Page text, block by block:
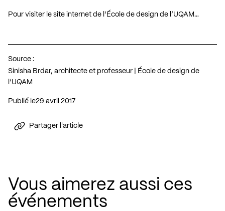
Pour visiter le site internet de l’École de design de l’UQAM…
Source :
Sinisha Brdar, architecte et professeur | École de design de
l’UQAM
Publié le 29 avril 2017
Partager l'article
Vous aimerez aussi ces
événements